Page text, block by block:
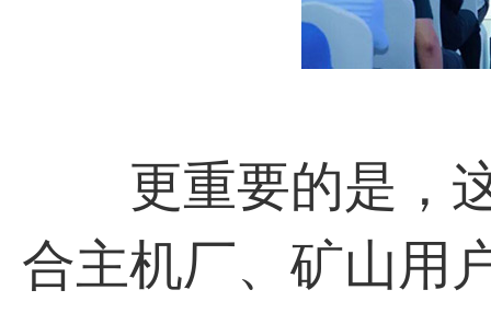
更重要的是，这
合主机厂、矿山用